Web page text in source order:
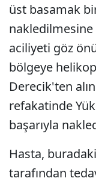
üst basamak
aciliyeti göz
bölgeye
Derecik'ten
refakatinde
başarıyla
Hasta,
tarafından